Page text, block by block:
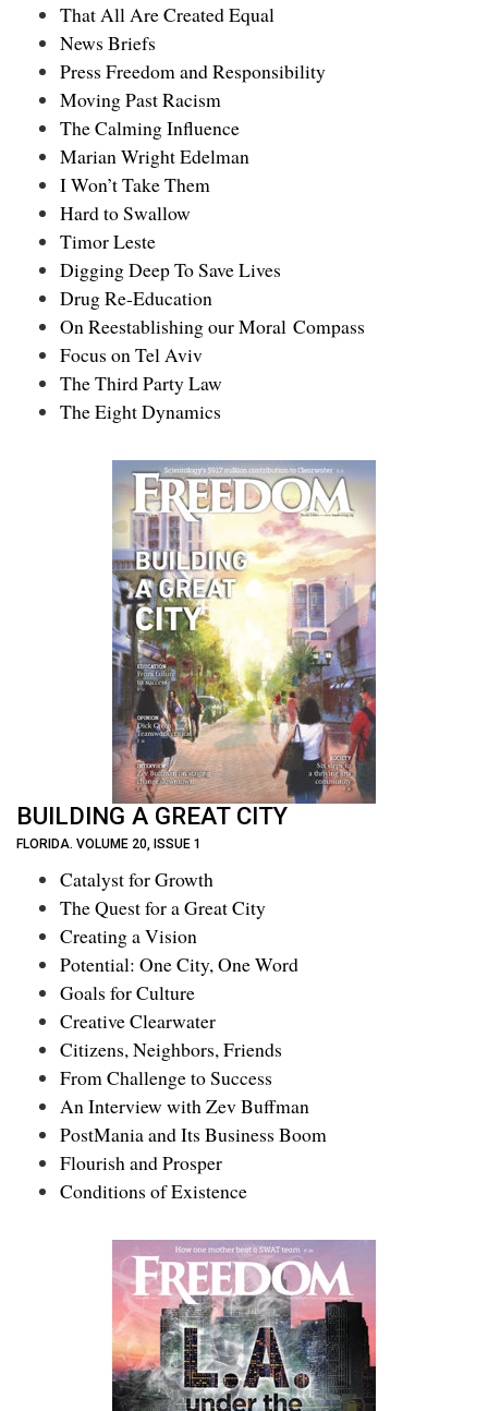
That All Are Created Equal
News Briefs
Press Freedom and Responsibility
Moving Past Racism
The Calming Influence
Marian Wright Edelman
I Won’t Take Them
Hard to Swallow
Timor Leste
Digging Deep To Save Lives
Drug Re-Education
On Reestablishing our Moral Compass
Focus on Tel Aviv
The Third Party Law
The Eight Dynamics
BUILDING A GREAT CITY
FLORIDA. VOLUME 20, ISSUE 1
Catalyst for Growth
The Quest for a Great City
Creating a Vision
Potential: One City, One Word
Goals for Culture
Creative Clearwater
Citizens, Neighbors, Friends
From Challenge to Success
An Interview with Zev Buffman
PostMania and Its Business Boom
Flourish and Prosper
Conditions of Existence